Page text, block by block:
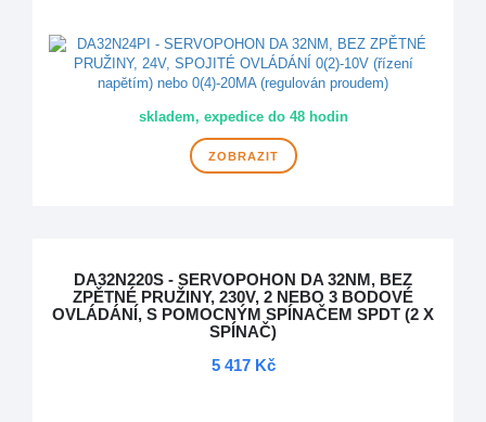
skladem, expedice do 48 hodin
ZOBRAZIT
DA32N220S - SERVOPOHON DA 32NM, BEZ
ZPĚTNÉ PRUŽINY, 230V, 2 NEBO 3 BODOVÉ
OVLÁDÁNÍ, S POMOCNÝM SPÍNAČEM SPDT (2 X
SPÍNAČ)
5 417 Kč